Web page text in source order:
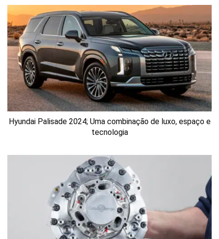
Hyundai Palisade 2024; Uma combinação de luxo, espaço e
tecnologia